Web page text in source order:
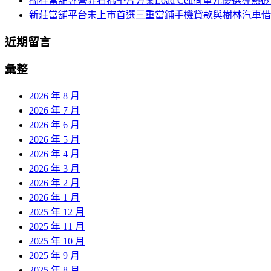
新莊當舖平台未上市首選三重當鋪手機貸款與樹林汽車
近期留言
彙整
2026 年 8 月
2026 年 7 月
2026 年 6 月
2026 年 5 月
2026 年 4 月
2026 年 3 月
2026 年 2 月
2026 年 1 月
2025 年 12 月
2025 年 11 月
2025 年 10 月
2025 年 9 月